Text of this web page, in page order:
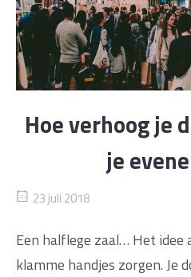
Hoe verhoog je
je
23 juli 2018
Een halflege zaal… Het idee
klamme handjes zorgen. Je